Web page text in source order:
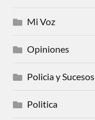
Mi Voz
Opiniones
Policia y Sucesos
Politica